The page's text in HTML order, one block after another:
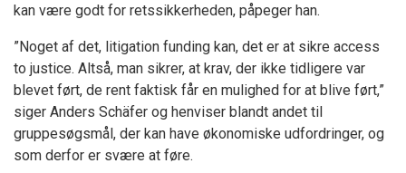
kan være godt for retssikkerheden, påpeger han.
”Noget af det, litigation funding kan, det er at sikre access
to justice. Altså, man sikrer, at krav, der ikke tidligere var
blevet ført, de rent faktisk får en mulighed for at blive ført,”
siger Anders Schäfer og henviser blandt andet til
gruppesøgsmål, der kan have økonomiske udfordringer, og
som derfor er svære at føre.